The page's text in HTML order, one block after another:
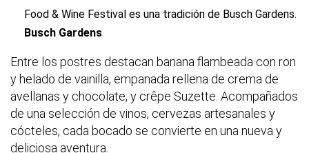
Food & Wine Festival es una tradición de Busch Gardens.
Busch Gardens
Entre los postres destacan banana flambeada con ron
y helado de vainilla, empanada rellena de crema de
avellanas y chocolate, y crêpe Suzette. Acompañados
de una selección de vinos, cervezas artesanales y
cócteles, cada bocado se convierte en una nueva y
deliciosa aventura.